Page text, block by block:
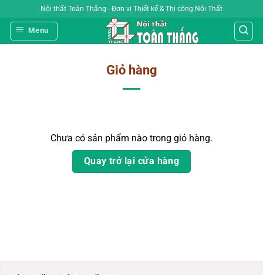
qua
nội
Nội thất Toàn Thắng - Đơn vị Thiết kế & Thi công Nội Thất
Menu
Giỏ hàng
Chưa có sản phẩm nào trong giỏ hàng.
Quay trở lại cửa hàng